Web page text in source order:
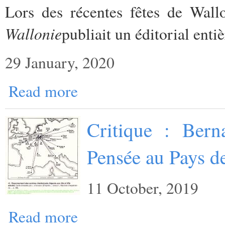
Lors des récentes fêtes de
Walloniepubliait un éditorial
29 January, 2020
Read more
Critique :
Pensée au Pays
11 October, 2019
Read more